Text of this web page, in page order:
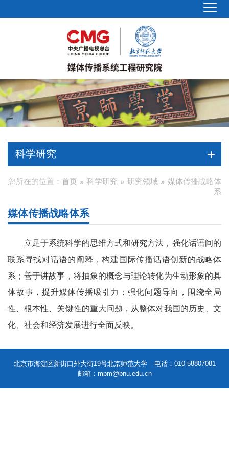
科学研究
您所在的位置： 首页 科学研究 研究领域
媒体传播战略体
系
媒体传播战略体系
立足于系统科学的思维方式和研究方法，强化话语间的
联系寻找对话语的阐释，构建国际传播话语创新的战略体
系；善于讲故事，将抽象的概念与理论转化为生动形象的具
体故事，提升媒体传播吸引力；强化问题导向，围绕全局
性、根本性、关键性的重大问题，从整体对我国的历史、文
化、社会和经济发展进行全面反映。
北京市海淀区新街口外大街19号北京师范大学
电话：010-58807081
邮箱：mpm@bnu.edu.cn